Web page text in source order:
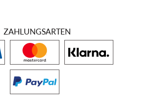
El Portillo verdankt ihre Güte entsprechend
Weinbauer, sondern auch der
Landes und der kultivierten Rebe. Auf der
das Weingut wie kaum ein anderer Betrieb,
anzupassen, was besonders die Arten der
sowie die Arten von Kartons und
ZAHLUNGSARTEN